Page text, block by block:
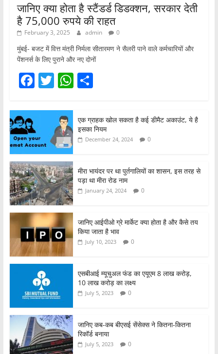
जानिए क्या होता है स्टैंडर्ड डिडक्शन, सरकार देती
है 75,000 रुपये की राहत
February 3, 2025 admin 0
मुंबई- बजट में वित्त मंत्री निर्मला सीतारमण ने सैलरी पाने वाले कर्मचारियों और
पेंशनर्स के लिए पुराने और नए दोनों
F
c
e
b
o
o
k
T
itt
er
W
s
A
p
S
e
एक ग्राहक खोल सकता है कई डीमैट अकाउंट, ये है
इसका नियम
December 24, 2024 0
मीरा भायंदर पर था पुर्तगालियों का शासन, इस तरह से
पड़ा था मीरा रोड नाम
January 24, 2024 0
जानिए आईपीओ ग्रे मार्केट क्या होता है और कैसे तय
किया जाता है भाव
July 10, 2023 0
एसबीआई म्यूचुअल फंड का एयूएम 8 लाख करोड़,
10 लाख करोड़ का लक्ष्य
July 5, 2023 0
जानिए कब-कब बीएसई सेंसेक्स ने कितना-कितना
रिकॉर्ड बनाया
July 5, 2023 0